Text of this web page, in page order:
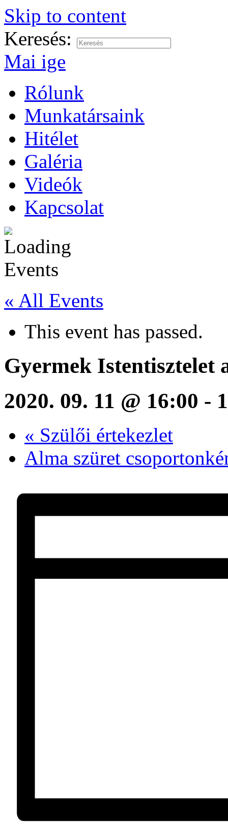
Skip to content
Keresés:
Mai ige
Rólunk
Munkatársaink
Hitélet
Galéria
Videók
Kapcsolat
« All Events
This event has passed.
Gyermek Istentisztelet
2020. 09. 11 @ 16:00 -
« Szülői értekezlet
Alma szüret